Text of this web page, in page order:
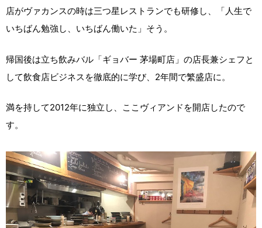
店がヴァカンスの時は三つ星レストランでも研修し、「人生で
いちばん勉強し、いちばん働いた」そう。
帰国後は立ち飲みバル「ギョバー 茅場町店」の店長兼シェフと
して飲食店ビジネスを徹底的に学び、2年間で繁盛店に。
満を持して2012年に独立し、ここヴィアンドを開店したので
す。